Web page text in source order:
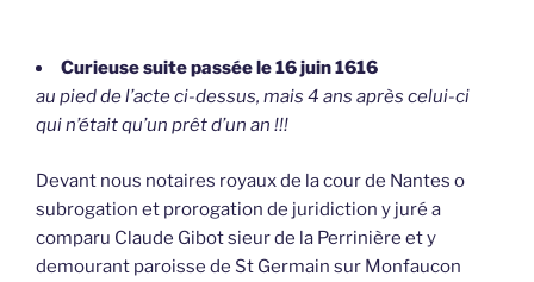
Curieuse suite passée le 16 juin 1616
au pied de l’acte ci-dessus, mais 4 ans après celui-ci
qui n’était qu’un prêt d’un an !!!
Devant nous notaires royaux de la cour de Nantes o
subrogation et prorogation de juridiction y juré a
comparu Claude Gibot sieur de la Perrinière et y
demourant paroisse de St Germain sur Monfaucon